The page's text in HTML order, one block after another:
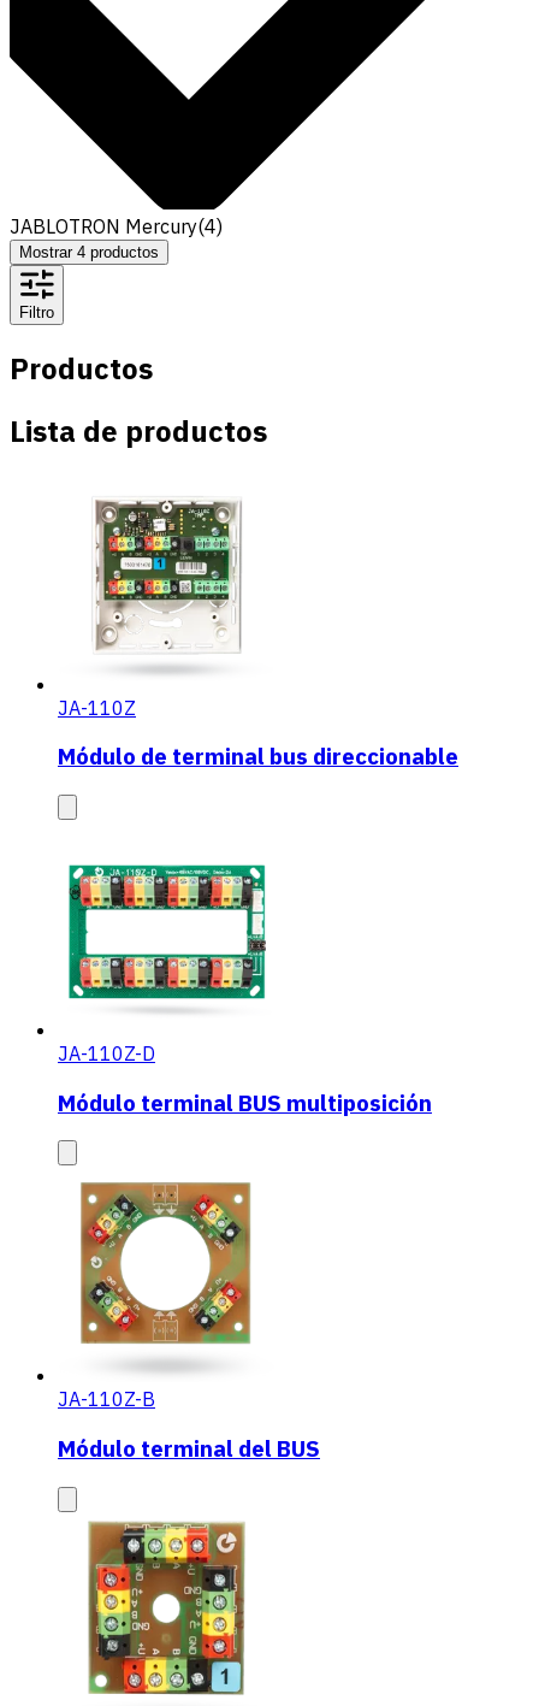
JABLOTRON Mercury(4)
Mostrar 4 productos
Filtro
Productos
Lista de productos
JA-110Z
Módulo de terminal bus direccionable
JA-110Z-D
Módulo terminal BUS multiposición
JA-110Z-B
Módulo terminal del BUS